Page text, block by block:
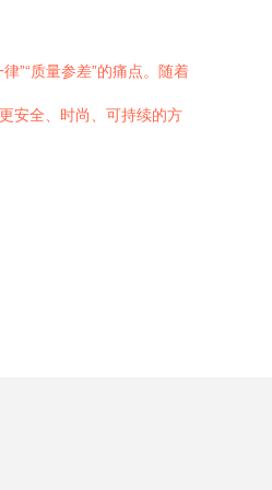
”“质量参差”的痛点。随着
安全、时尚、可持续的方